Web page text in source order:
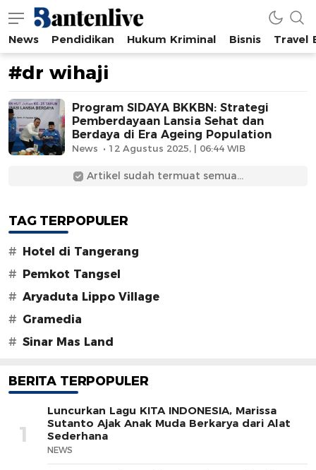
Bantenlive.com
Informasi Banten Terkini
News Pendidikan Hukum Kriminal Bisnis Travel
#dr wihaji
Program SIDAYA BKKBN: Strategi
Pemberdayaan Lansia Sehat dan
Berdaya di Era Ageing Population
News 12 Agustus 2025, | 06:44 WIB
Artikel sudah termuat semua...
TAG TERPOPULER
# Hotel di Tangerang
# Pemkot Tangsel
# Aryaduta Lippo Village
# Gramedia
# Sinar Mas Land
BERITA TERPOPULER
1
Luncurkan Lagu KITA INDONESIA, Marissa
Sutanto Ajak Anak Muda Berkarya dari Alat
Sederhana
NEWS